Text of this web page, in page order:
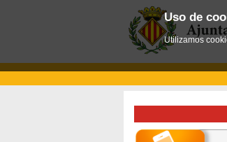
Uso de
Utilizamos